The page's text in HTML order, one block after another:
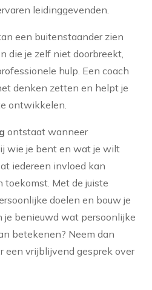
leidinggevenden.
een buitenstaander zien
die je zelf niet doorbreekt,
hulp. Een coach
denken zetten en helpt je
ontwikkelen.
ontstaat wanneer
wie je bent en wat je wilt
iedereen invloed kan
Met de juiste
doelen en bouw je
je benieuwd wat persoonlijke
betekenen? Neem dan
een vrijblijvend gesprek over